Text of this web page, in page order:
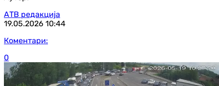
АТВ редакција
19.05.2026 10:44
Коментари:
0